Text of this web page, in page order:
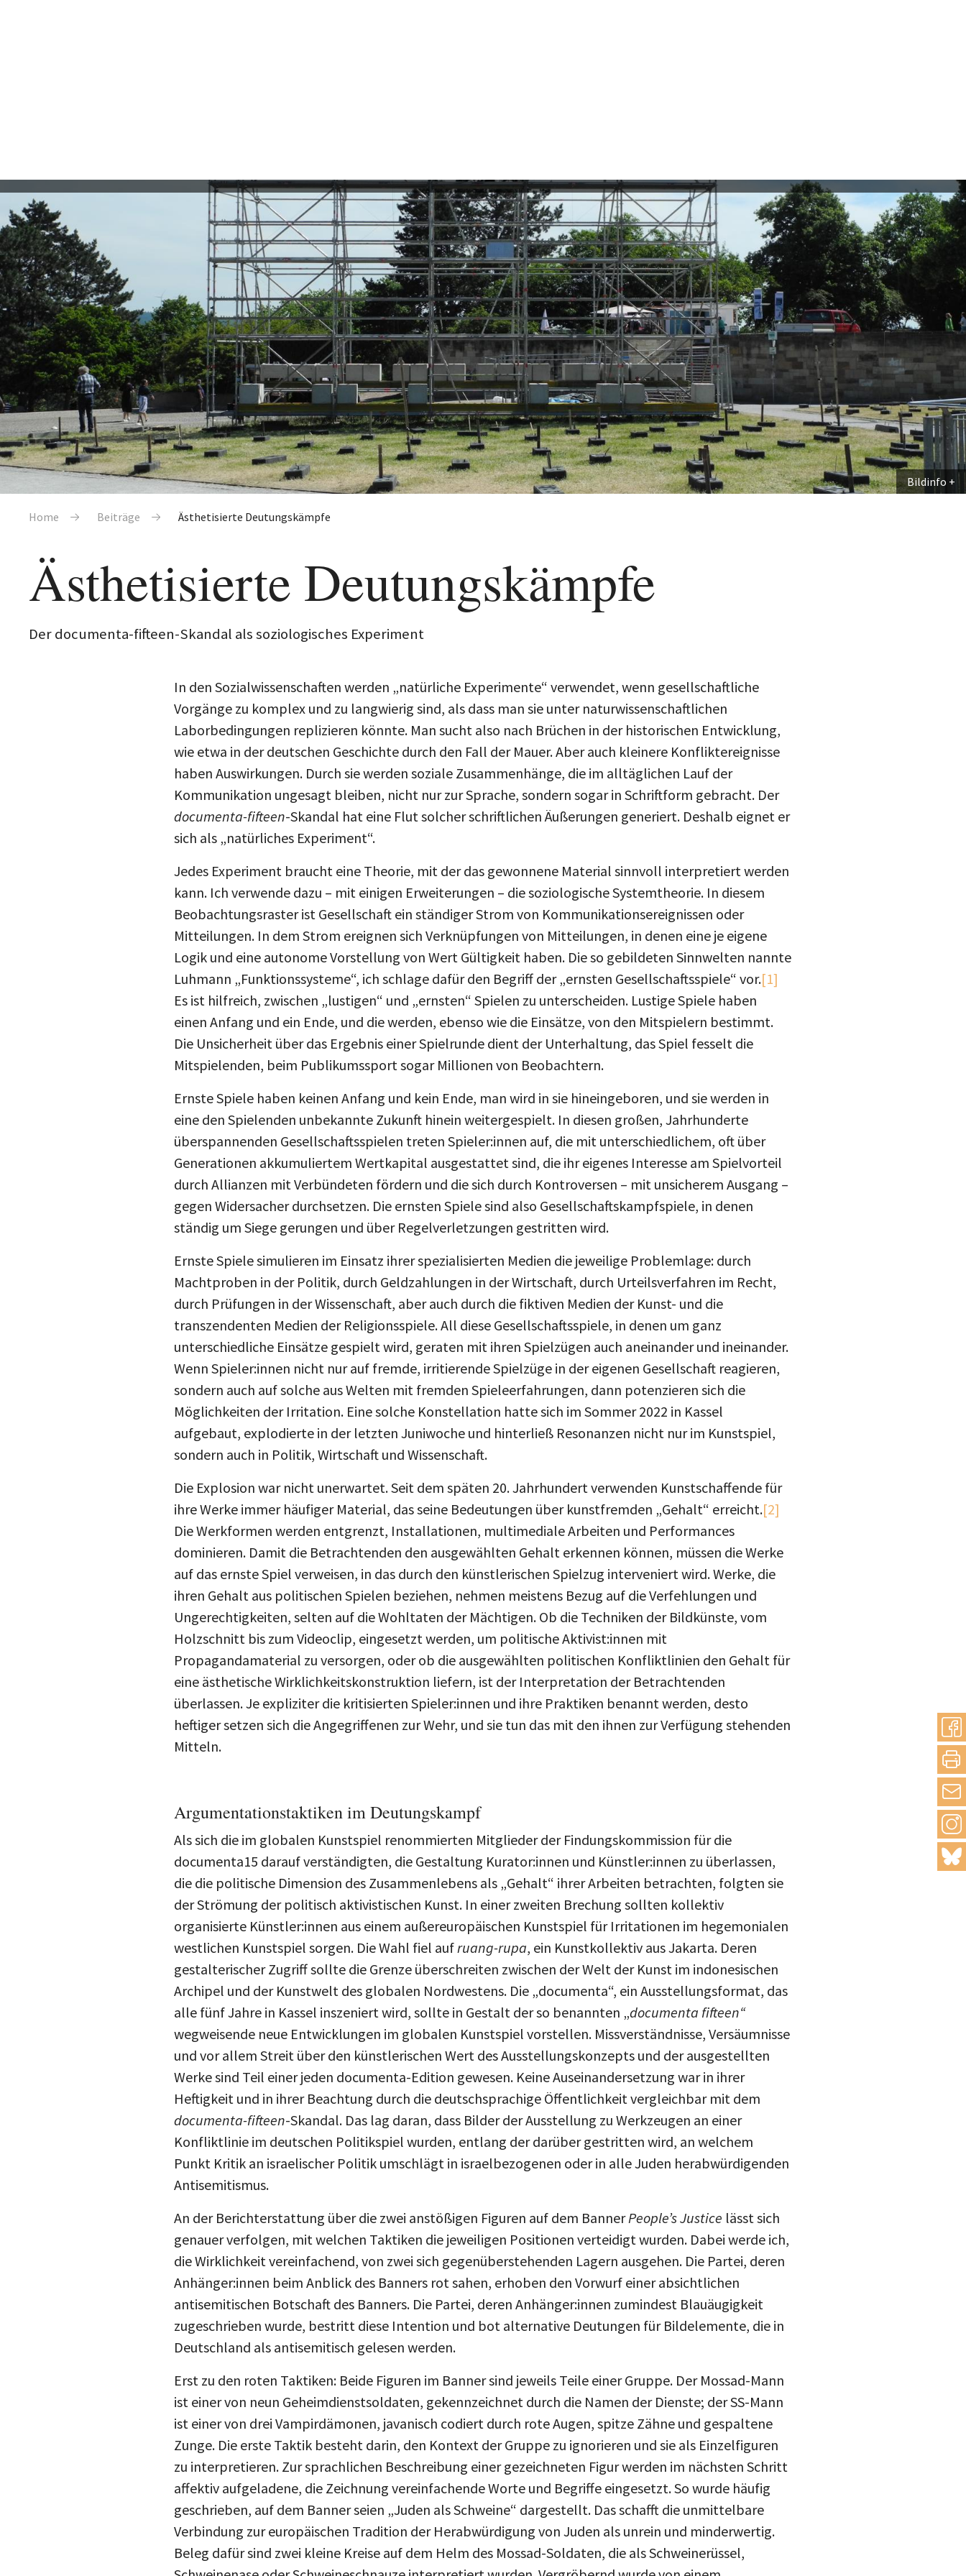
Bildinfo
Pfadnavigation
Ästhetisierte Deutungskämpfe
Vorgänge zu komplex und zu langwierig sind, als dass man sie unter naturwissenschaftlichen
Laborbedingungen replizieren könnte. Man sucht also nach Brüchen in der historischen Entwicklung,
wie etwa in der deutschen Geschichte durch den Fall der Mauer. Aber auch kleinere Konfliktereignisse
haben Auswirkungen. Durch sie werden soziale Zusammenhänge, die im alltäglichen Lauf der
Kommunikation ungesagt bleiben, nicht nur zur Sprache, sondern sogar in Schriftform gebracht. Der
documenta-fifteen-Skandal hat eine Flut solcher schriftlichen Äußerungen generiert. Deshalb eignet er
sich als „natürliches Experiment“.
kann. Ich verwende dazu – mit einigen Erweiterungen – die soziologische Systemtheorie. In diesem
Beobachtungsraster ist Gesellschaft ein ständiger Strom von Kommunikationsereignissen oder
Mitteilungen. In dem Strom ereignen sich Verknüpfungen von Mitteilungen, in denen eine je eigene
Logik und eine autonome Vorstellung von Wert Gültigkeit haben. Die so gebildeten Sinnwelten nannte
Luhmann „Funktionssysteme“, ich schlage dafür den Begriff der „ernsten Gesellschaftsspiele“ vor.[1]
Es ist hilfreich, zwischen „lustigen“ und „ernsten“ Spielen zu unterscheiden. Lustige Spiele haben
einen Anfang und ein Ende, und die werden, ebenso wie die Einsätze, von den Mitspielern bestimmt.
Die Unsicherheit über das Ergebnis einer Spielrunde dient der Unterhaltung, das Spiel fesselt die
Mitspielenden, beim Publikumssport sogar Millionen von Beobachtern.
eine den Spielenden unbekannte Zukunft hinein weitergespielt. In diesen großen, Jahrhunderte
überspannenden Gesellschaftsspielen treten Spieler:innen auf, die mit unterschiedlichem, oft über
Generationen akkumuliertem Wertkapital ausgestattet sind, die ihr eigenes Interesse am Spielvorteil
durch Allianzen mit Verbündeten fördern und die sich durch Kontroversen – mit unsicherem Ausgang –
gegen Widersacher durchsetzen. Die ernsten Spiele sind also Gesellschaftskampfspiele, in denen
ständig um Siege gerungen und über Regelverletzungen gestritten wird.
Machtproben in der Politik, durch Geldzahlungen in der Wirtschaft, durch Urteilsverfahren im Recht,
durch Prüfungen in der Wissenschaft, aber auch durch die fiktiven Medien der Kunst- und die
transzendenten Medien der Religionsspiele. All diese Gesellschaftsspiele, in denen um ganz
unterschiedliche Einsätze gespielt wird, geraten mit ihren Spielzügen auch aneinander und ineinander.
Wenn Spieler:innen nicht nur auf fremde, irritierende Spielzüge in der eigenen Gesellschaft reagieren,
sondern auch auf solche aus Welten mit fremden Spieleerfahrungen, dann potenzieren sich die
Möglichkeiten der Irritation. Eine solche Konstellation hatte sich im Sommer 2022 in Kassel
aufgebaut, explodierte in der letzten Juniwoche und hinterließ Resonanzen nicht nur im Kunstspiel,
sondern auch in Politik, Wirtschaft und Wissenschaft.
ihre Werke immer häufiger Material, das seine Bedeutungen über kunstfremden „Gehalt“ erreicht. [2]
Die Werkformen werden entgrenzt, Installationen, multimediale Arbeiten und Performances
dominieren. Damit die Betrachtenden den ausgewählten Gehalt erkennen können, müssen die Werke
auf das ernste Spiel verweisen, in das durch den künstlerischen Spielzug interveniert wird. Werke, die
ihren Gehalt aus politischen Spielen beziehen, nehmen meistens Bezug auf die Verfehlungen und
Ungerechtigkeiten, selten auf die Wohltaten der Mächtigen. Ob die Techniken der Bildkünste, vom
Holzschnitt bis zum Videoclip, eingesetzt werden, um politische Aktivist:innen mit
Propagandamaterial zu versorgen, oder ob die ausgewählten politischen Konfliktlinien den Gehalt für
eine ästhetische Wirklichkeitskonstruktion liefern, ist der Interpretation der Betrachtenden
überlassen. Je expliziter die kritisierten Spieler:innen und ihre Praktiken benannt werden, desto
heftiger setzen sich die Angegriffenen zur Wehr, und sie tun das mit den ihnen zur Verfügung stehenden
Mitteln.
Argumentationstaktiken im Deutungskampf
Als sich die im globalen Kunstspiel renommierten Mitglieder der Findungskommission für die
documenta15 darauf verständigten, die Gestaltung Kurator:innen und Künstler:innen zu überlassen,
die die politische Dimension des Zusammenlebens als „Gehalt“ ihrer Arbeiten betrachten, folgten sie
der Strömung der politisch aktivistischen Kunst. In einer zweiten Brechung sollten kollektiv
organisierte Künstler:innen aus einem außereuropäischen Kunstspiel für Irritationen im hegemonialen
westlichen Kunstspiel sorgen. Die Wahl fiel auf ruang-rupa , ein Kunstkollektiv aus Jakarta. Deren
gestalterischer Zugriff sollte die Grenze überschreiten zwischen der Welt der Kunst im indonesischen
Archipel und der Kunstwelt des globalen Nordwestens. Die „documenta“, ein Ausstellungsformat, das
alle fünf Jahre in Kassel inszeniert wird, sollte in Gestalt der so benannten „documenta fifteen“
wegweisende neue Entwicklungen im globalen Kunstspiel vorstellen. Missverständnisse, Versäumnisse
und vor allem Streit über den künstlerischen Wert des Ausstellungskonzepts und der ausgestellten
Werke sind Teil einer jeden documenta-Edition gewesen. Keine Auseinandersetzung war in ihrer
Heftigkeit und in ihrer Beachtung durch die deutschsprachige Öffentlichkeit vergleichbar mit dem
documenta-fifteen-Skandal. Das lag daran, dass Bilder der Ausstellung zu Werkzeugen an einer
Konfliktlinie im deutschen Politikspiel wurden, entlang der darüber gestritten wird, an welchem
Punkt Kritik an israelischer Politik umschlägt in israelbezogenen oder in alle Juden herabwürdigenden
Antisemitismus.
genauer verfolgen, mit welchen Taktiken die jeweiligen Positionen verteidigt wurden. Dabei werde ich,
die Wirklichkeit vereinfachend, von zwei sich gegenüberstehenden Lagern ausgehen. Die Partei, deren
Anhänger:innen beim Anblick des Banners rot sahen, erhoben den Vorwurf einer absichtlichen
antisemitischen Botschaft des Banners. Die Partei, deren Anhänger:innen zumindest Blauäugigkeit
zugeschrieben wurde, bestritt diese Intention und bot alternative Deutungen für Bildelemente, die in
Deutschland als antisemitisch gelesen werden.
ist einer von neun Geheimdienstsoldaten, gekennzeichnet durch die Namen der Dienste; der SS-Mann
ist einer von drei Vampirdämonen, javanisch codiert durch rote Augen, spitze Zähne und gespaltene
Zunge. Die erste Taktik besteht darin, den Kontext der Gruppe zu ignorieren und sie als Einzelfiguren
zu interpretieren. Zur sprachlichen Beschreibung einer gezeichneten Figur werden im nächsten Schritt
affektiv aufgeladene, die Zeichnung vereinfachende Worte und Begriffe eingesetzt. So wurde häufig
geschrieben, auf dem Banner seien „Juden als Schweine“ dargestellt. Das schafft die unmittelbare
Verbindung zur europäischen Tradition der Herabwürdigung von Juden als unrein und minderwertig.
Beleg dafür sind zwei kleine Kreise auf dem Helm des Mossad-Soldaten, die als Schweinerüssel,
Schweinenase oder Schweineschnauze interpretiert wurden. Vergröbernd wurde von einem